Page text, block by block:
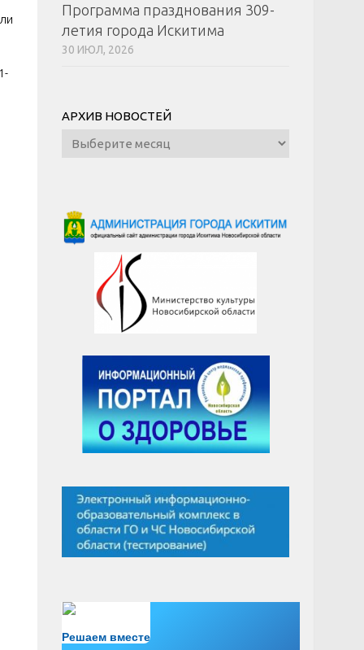
Программа празднования 309-
летия города Искитима
30 ИЮЛ, 2026
АРХИВ НОВОСТЕЙ
Архив
новостей
Решаем вместе